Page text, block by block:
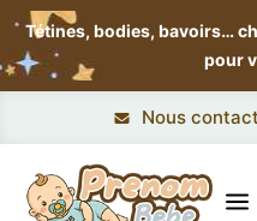
Tétines, bodies, bavoirs…
pour
Nous